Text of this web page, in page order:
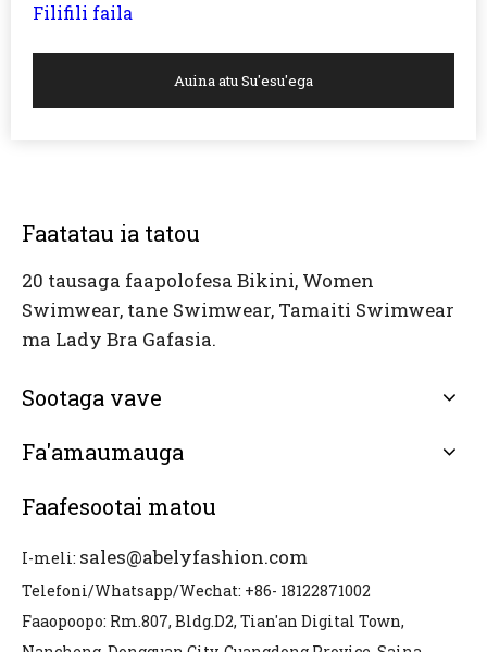
Filifili faila
Auina atu Su'esu'ega
Faatatau ia tatou
20 tausaga faapolofesa Bikini, Women
Swimwear, tane Swimwear, Tamaiti Swimwear
ma Lady Bra Gafasia.
Sootaga vave
Fa'amaumauga
Faafesootai matou
I-meli: sales@abelyfashion.com
Telefoni/Whatsapp/Wechat: +86- 18122871002
Faaopoopo: Rm.807, Bldg.D2, Tian'an Digital Town,